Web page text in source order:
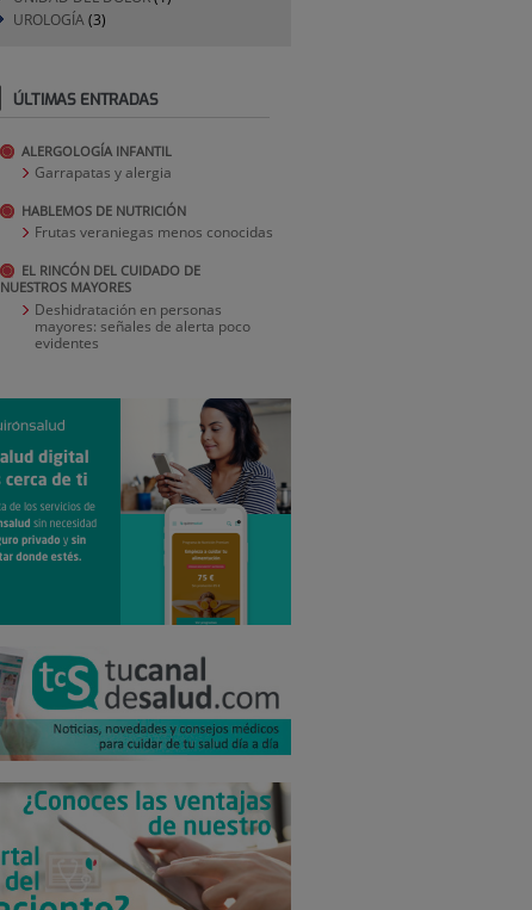
UROLOGÍA(3)
ÚLTIMAS ENTRADAS
ALERGOLOGÍA INFANTIL
Garrapatas y alergia
HABLEMOS DE NUTRICIÓN
Frutas veraniegas menos conocidas
EL RINCÓN DEL CUIDADO DE
NUESTROS MAYORES
Deshidratación en personas
mayores: señales de alerta poco
evidentes